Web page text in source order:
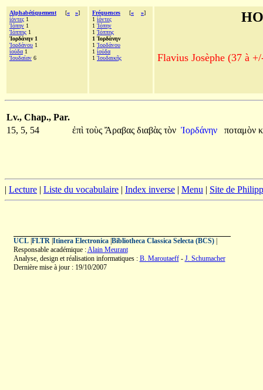
Alphabétiquement [« »]
ἰόντες 1
Ἰόπην 1
Ἰόππης 1
Ἰορδάνην 1
Ἰορδάνου 1
ἰούδα 1
Ἰουδαίαν 6
Fréquences [« »]
1 ἰόντες
1 Ἰόπην
1 Ἰόππης
1 Ἰορδάνην
1 Ἰορδάνου
1 ἰούδα
1 Ἰουδαικῆς Flavius Josèphe (37 à
Lv., Chap., Par.
15, 5, 54
ἐπὶ τοὺς Ἄραβας διαβὰς τὸν Ἰορδάνην ποταμὸν
| Lecture | Liste du vocabulaire | Index inverse | Menu | Site de
UCL| FLTR| Itinera Electronica| Bibliotheca Classica Selecta (BCS)|
Responsable académique :Alain Meurant
Analyse, design et réalisation informatiques : B. Maroutaeff- J. Schumacher
Dernière mise à jour : 19/10/2007